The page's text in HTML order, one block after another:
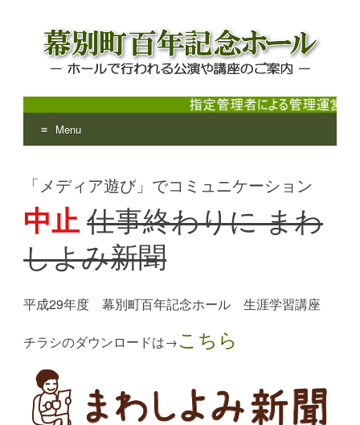
幕別町百年記念ホール
ホールで行われる公演や講座のご案内
Menu
to
content
「メディア遊び」でコミュニケーション
中止仕事終わりに まわ
しよみ新聞
平成29年度 幕別町百年記念ホール 生涯学習講座
チラシのダウンロードは→こちら